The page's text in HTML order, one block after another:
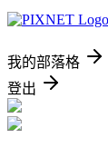
我的部落格
登出